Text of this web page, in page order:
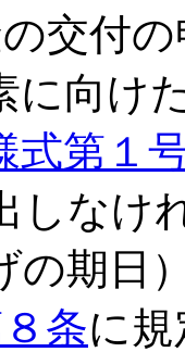
交付の
に向け
式第１
しなけ
の期日
条に